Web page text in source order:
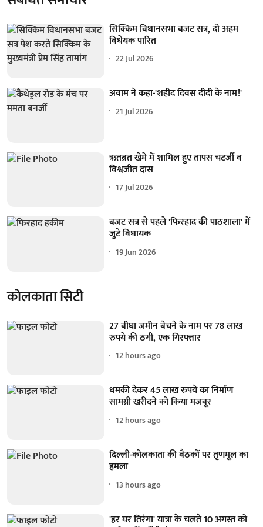
सिक्किम विधानसभा बजट सत्र, दो अहम
विधेयक पारित
22 Jul 2026
अवाम ने कहा-'शहीद दिवस दीदी के नाम!'
21 Jul 2026
ऋतब्रत खेमे में शामिल हुए तापस चटर्जी व
विश्वजीत दास
17 Jul 2026
बजट सत्र से पहले 'फिरहाद की पाठशाला' में
जुटे विधायक
19 Jun 2026
कोलकाता सिटी
27 बीघा जमीन बेचने के नाम पर 78 लाख
रुपये की ठगी, एक गिरफ्तार
12 hours ago
धमकी देकर 45 लाख रुपये का निर्माण
सामग्री खरीदने को किया मजबूर
12 hours ago
दिल्ली-कोलकाता की बैठकों पर तृणमूल का
हमला
13 hours ago
'हर घर तिरंगा' यात्रा के चलते 10 अगस्त को